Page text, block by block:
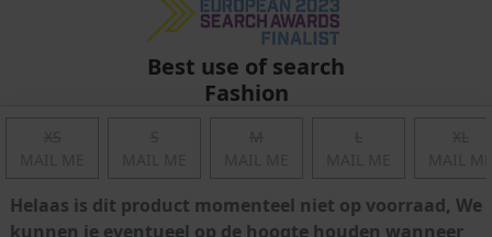
Helaas is dit product momenteel niet op voorraad, We
kunnen je eventueel op de hoogte houden wanneer
Best use of search
Fashion